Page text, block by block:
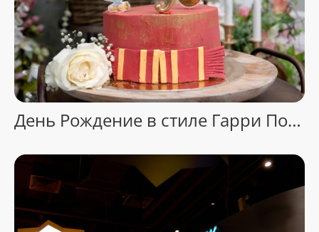
День Рождение в стиле Гарри Поттера